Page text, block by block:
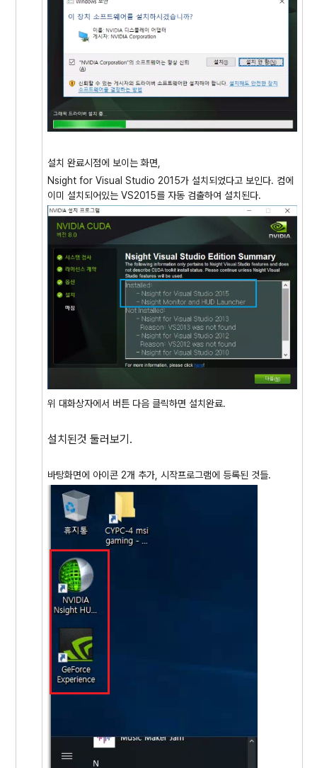
설치 완료시점에 보이는 화면,
Nsight for Visual Studio 2015가 설치되었다고 보인다. 컴에
이미 설치되어있는 VS2015를 자동 검출하여 설치된다.
위 대화상자에서 버튼 다음 클릭하면 설치완료.
설치된것 둘러보기.
바탕화면에 아이콘 2개 추가, 시작프로그램에 등록된 것들.